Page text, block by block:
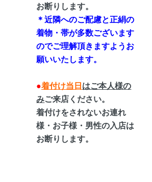
お断りします。
＊近隣へのご配慮と正絹の
着物・帯が多数ございます
のでご理解頂きますようお
願いいたします。
●着付け当日はご本人様の
みご来店ください。
着付けをされないお連れ
様・お子様・男性の入店は
お断りします。